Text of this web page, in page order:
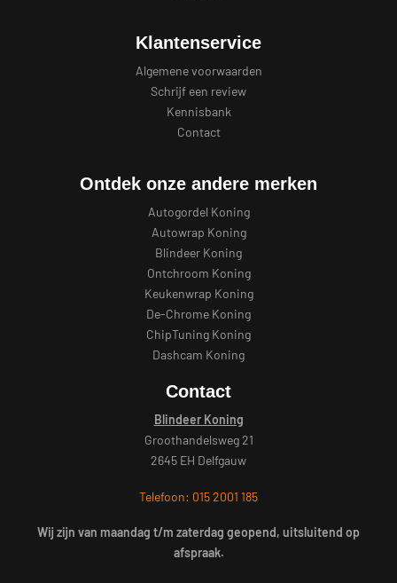
Klantenservice
Algemene voorwaarden
Schrijf een review
Kennisbank
Contact
Ontdek onze andere merken
Autogordel Koning
Autowrap Koning
Blindeer Koning
Ontchroom Koning
Keukenwrap Koning
De-Chrome Koning
ChipTuning Koning
Dashcam Koning
Contact
Blindeer Koning
Groothandelsweg 21
2645 EH Delfgauw
Telefoon: 015 2001 185
Wij zijn van maandag t/m zaterdag geopend, uitsluitend op
afspraak.